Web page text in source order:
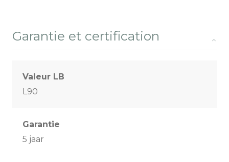
Garantie et certification
Valeur LB
L90
Garantie
5 jaar